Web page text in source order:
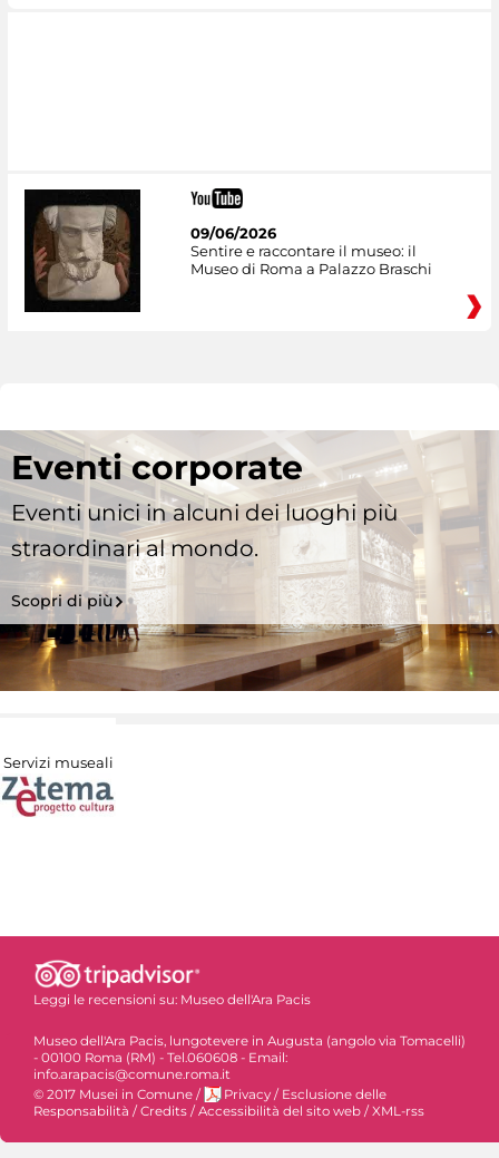
09/06/2026
Sentire e raccontare il museo: il
Museo di Roma a Palazzo Braschi
Eventi corporate
Eventi unici in alcuni dei luoghi più
straordinari al mondo.
Scopri di più
Servizi museali
Leggi le recensioni su: Museo dell'Ara Pacis
Museo dell'Ara Pacis, lungotevere in Augusta (angolo via Tomacelli)
- 00100 Roma (RM) - Tel.060608 - Email:
info.arapacis@comune.roma.it
© 2017 Musei in Comune / Privacy / Esclusione delle
Responsabilità /Credits /Accessibilità del sito web /XML-rss